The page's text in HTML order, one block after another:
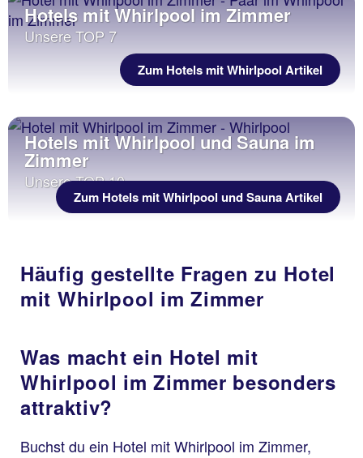
Hotels mit Whirlpool im Zimmer
Unsere TOP 7
Zum Hotels mit Whirlpool Artikel
Hotels mit Whirlpool und Sauna im
Zimmer
Unsere TOP 10
Zum Hotels mit Whirlpool und Sauna Artikel
Häufig gestellte Fragen zu Hotel
mit Whirlpool im Zimmer
Was macht ein Hotel mit
Whirlpool im Zimmer besonders
attraktiv?
Buchst du ein Hotel mit Whirlpool im Zimmer,